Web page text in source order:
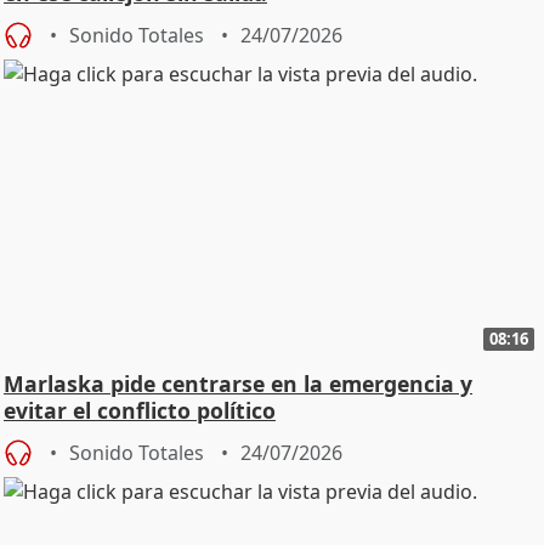
Sonido Totales 24/07/2026
08:16
Marlaska pide centrarse en la emergencia y
evitar el conflicto político
Sonido Totales 24/07/2026